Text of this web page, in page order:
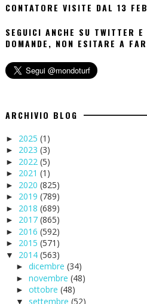
CONTATORE VISITE DAL 13
SEGUICI ANCHE SU TWITTER
DOMANDE, NON ESITARE A
ARCHIVIO BLOG
► 2025 (1)
► 2023 (3)
► 2022 (5)
► 2021 (1)
► 2020 (825)
► 2019 (789)
► 2018 (689)
► 2017 (865)
► 2016 (592)
► 2015 (571)
▼ 2014 (563)
► dicembre (34)
► novembre (48)
► ottobre (48)
▼ settembre (52)